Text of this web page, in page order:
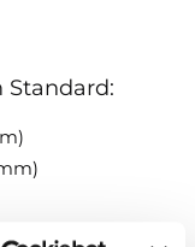
Standard: